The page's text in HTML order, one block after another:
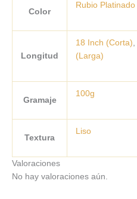
Color
Rubio Platinado
Longitud
18 Inch (Corta),
(Larga)
Gramaje
100g
Textura
Liso
Valoraciones
No hay valoraciones aún.